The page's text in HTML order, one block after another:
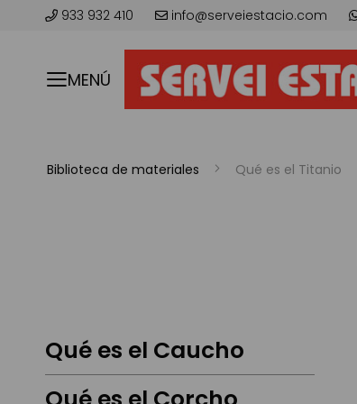
933 932 410 info@serveiestacio.com
MENÚ
Biblioteca de materiales Qué es el Titanio
Qué es el Caucho